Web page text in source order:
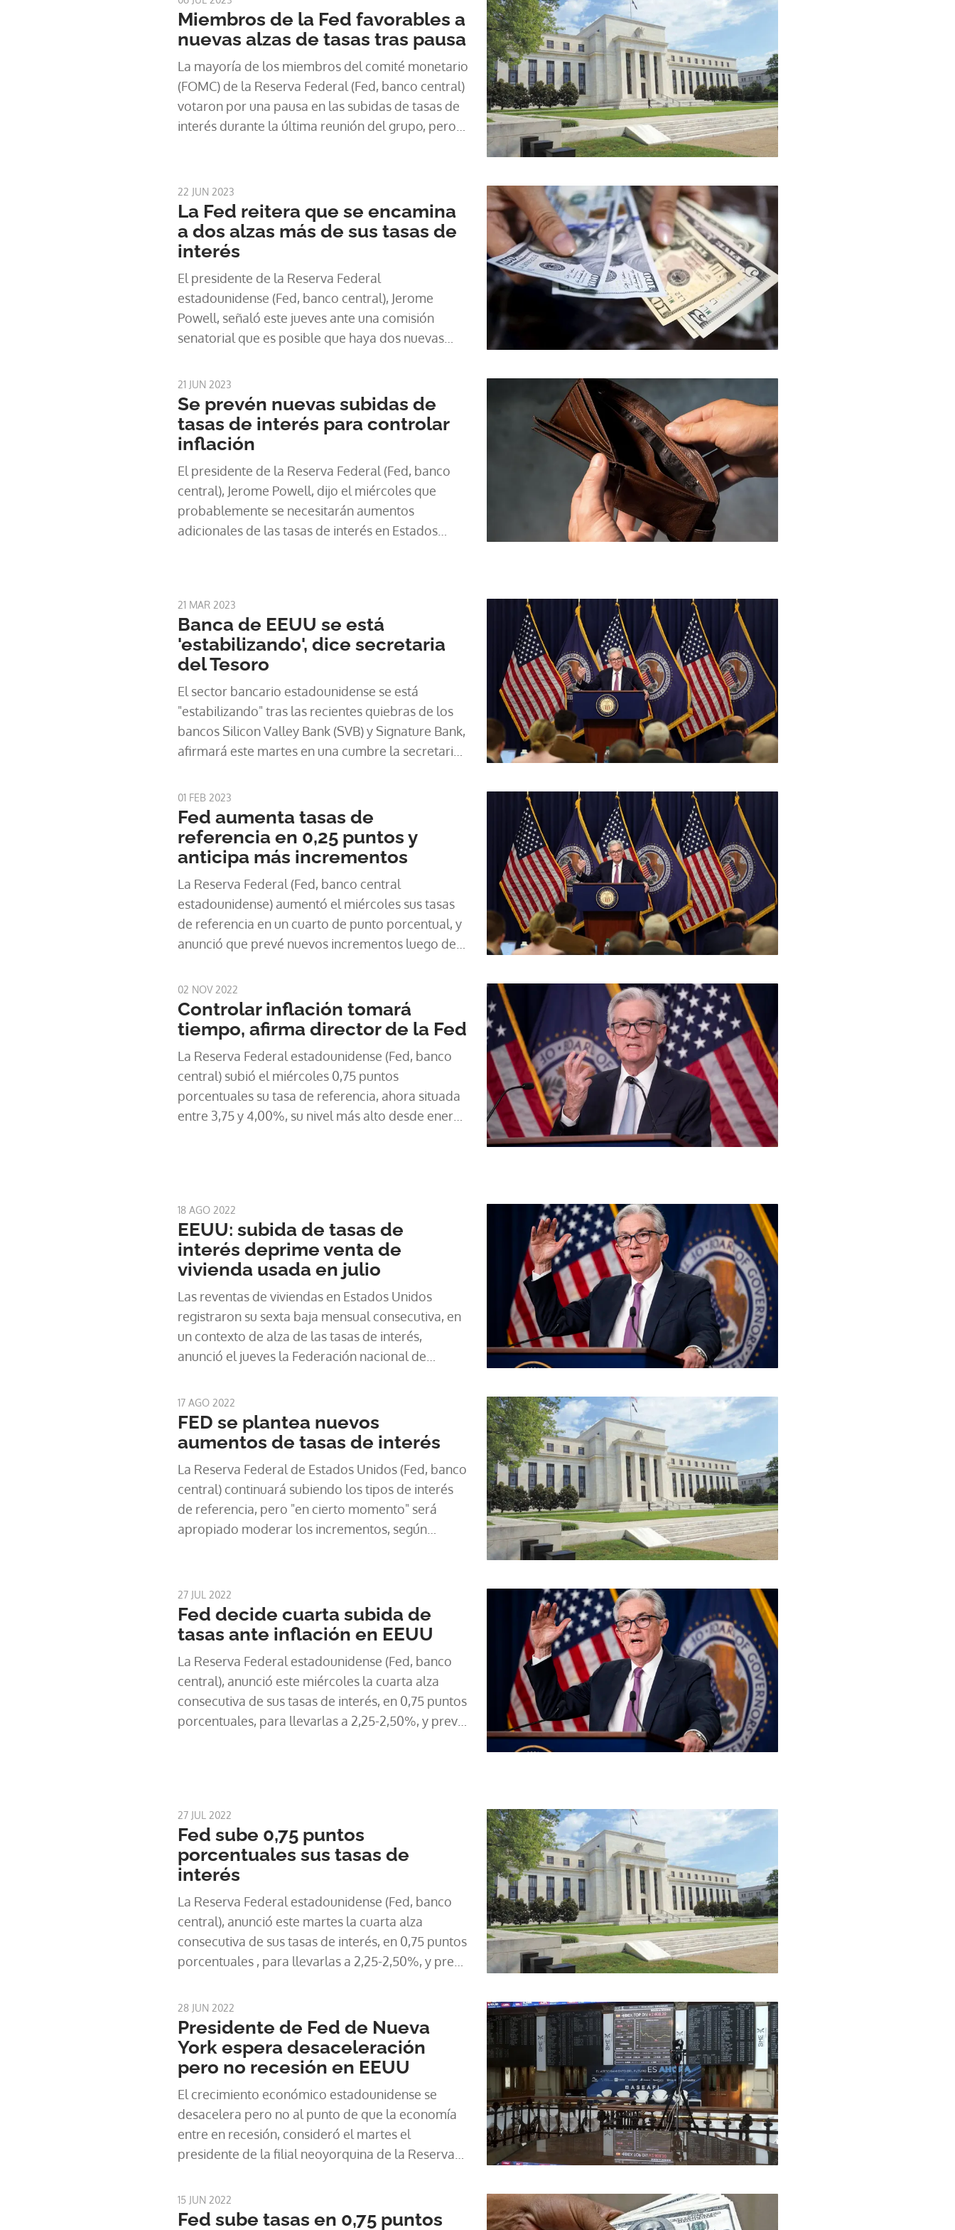
Miembros de la Fed favorables a
nuevas alzas de tasas tras pausa
La mayoría de los miembros del comité monetario
(FOMC) de la Reserva Federal (Fed, banco central)
votaron por una pausa en las subidas de tasas de
interés durante la última reunión del grupo, pero
al consumidor.
22 JUN 2023
La Fed reitera que se encamina
a dos alzas más de sus tasas de
interés
El presidente de la Reserva Federal
estadounidense (Fed, banco central), Jerome
Powell, señaló este jueves ante una comisión
senatorial que es posible que haya dos nuevas
21 JUN 2023
Se prevén nuevas subidas de
tasas de interés para controlar
inflación
El presidente de la Reserva Federal (Fed, banco
central), Jerome Powell, dijo el miércoles que
probablemente se necesitarán aumentos
adicionales de las tasas de interés en Estados
21 MAR 2023
Banca de EEUU se está
'estabilizando', dice secretaria
del Tesoro
El sector bancario estadounidense se está
"estabilizando" tras las recientes quiebras de los
bancos Silicon Valley Bank (SVB) y Signature Bank,
afirmará este martes en una cumbre la secretaria
borrador de su discurso.
01 FEB 2023
Fed aumenta tasas de
referencia en 0,25 puntos y
anticipa más incrementos
La Reserva Federal (Fed, banco central
estadounidense) aumentó el miércoles sus tasas
de referencia en un cuarto de punto porcentual, y
anunció que prevé nuevos incrementos luego de
inflación que se modera "pero sigue alta".
02 NOV 2022
Controlar inflación tomará
tiempo, afirma director de la Fed
La Reserva Federal estadounidense (Fed, banco
central) subió el miércoles 0,75 puntos
porcentuales su tasa de referencia, ahora situada
entre 3,75 y 4,00%, su nivel más alto desde enero
18 AGO 2022
EEUU: subida de tasas de
interés deprime venta de
vivienda usada en julio
Las reventas de viviendas en Estados Unidos
registraron su sexta baja mensual consecutiva, en
un contexto de alza de las tasas de interés,
anunció el jueves la Federación nacional de
17 AGO 2022
FED se plantea nuevos
aumentos de tasas de interés
La Reserva Federal de Estados Unidos (Fed, banco
central) continuará subiendo los tipos de interés
de referencia, pero "en cierto momento" será
apropiado moderar los incrementos, según
27 JUL 2022
Fed decide cuarta subida de
tasas ante inflación en EEUU
La Reserva Federal estadounidense (Fed, banco
central), anunció este miércoles la cuarta alza
consecutiva de sus tasas de interés, en 0,75 puntos
porcentuales, para llevarlas a 2,25-2,50%, y prevé
27 JUL 2022
Fed sube 0,75 puntos
porcentuales sus tasas de
interés
La Reserva Federal estadounidense (Fed, banco
central), anunció este martes la cuarta alza
consecutiva de sus tasas de interés, en 0,75 puntos
porcentuales , para llevarlas a 2,25-2,50%, y prevé
sigue alta.
28 JUN 2022
Presidente de Fed de Nueva
York espera desaceleración
pero no recesión en EEUU
El crecimiento económico estadounidense se
desacelera pero no al punto de que la economía
entre en recesión, consideró el martes el
presidente de la filial neoyorquina de la Reserva
15 JUN 2022
Fed sube tasas en 0,75 puntos